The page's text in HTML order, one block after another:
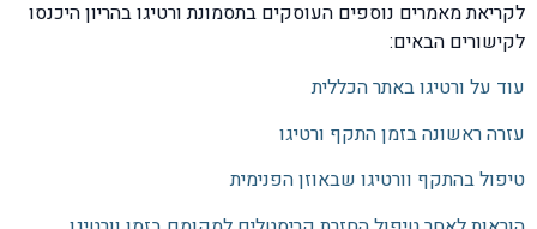
לקריאת מאמרים נוספים העוסקים בתסמונת ורטיגו בהריון היכנסו
לקישורים הבאים:
עוד על ורטיגו באתר הכללית
עזרה ראשונה בזמן התקף ורטיגו
טיפול בהתקף וורטיגו שבאוזן הפנימית